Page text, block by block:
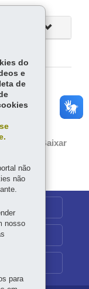
ts
p
Baixar
do
e
de
não
não
nosso
para